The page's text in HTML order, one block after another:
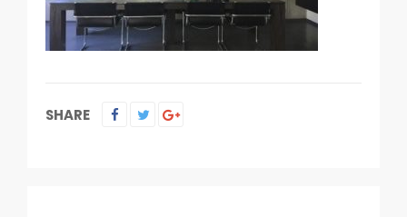
SHARE